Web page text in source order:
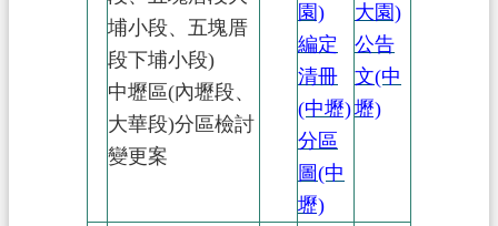
埔小段、五塊厝
段下埔小段)
中壢區(內壢段、
大華段)分區檢討
變更案
園)
編定
清冊
(中壢)
分區
圖(中
壢)
大園)
公告
文(中
壢)